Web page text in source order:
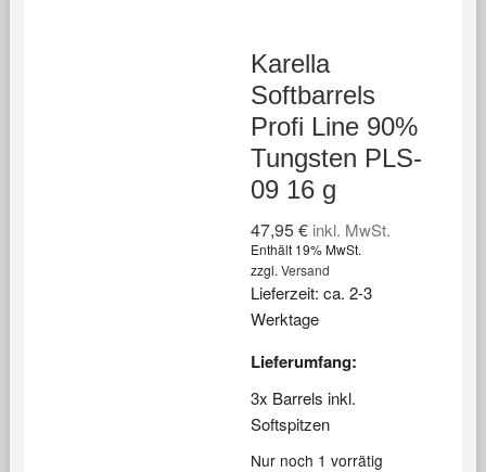
Karella
Softbarrels
Profi Line 90%
Tungsten PLS-
09 16 g
47,95€ inkl. MwSt.
Enthält 19% MwSt.
zzgl. Versand
Lieferzeit: ca. 2-3
Werktage
Lieferumfang:
3x Barrels inkl.
Softspitzen
Nur noch 1 vorrätig